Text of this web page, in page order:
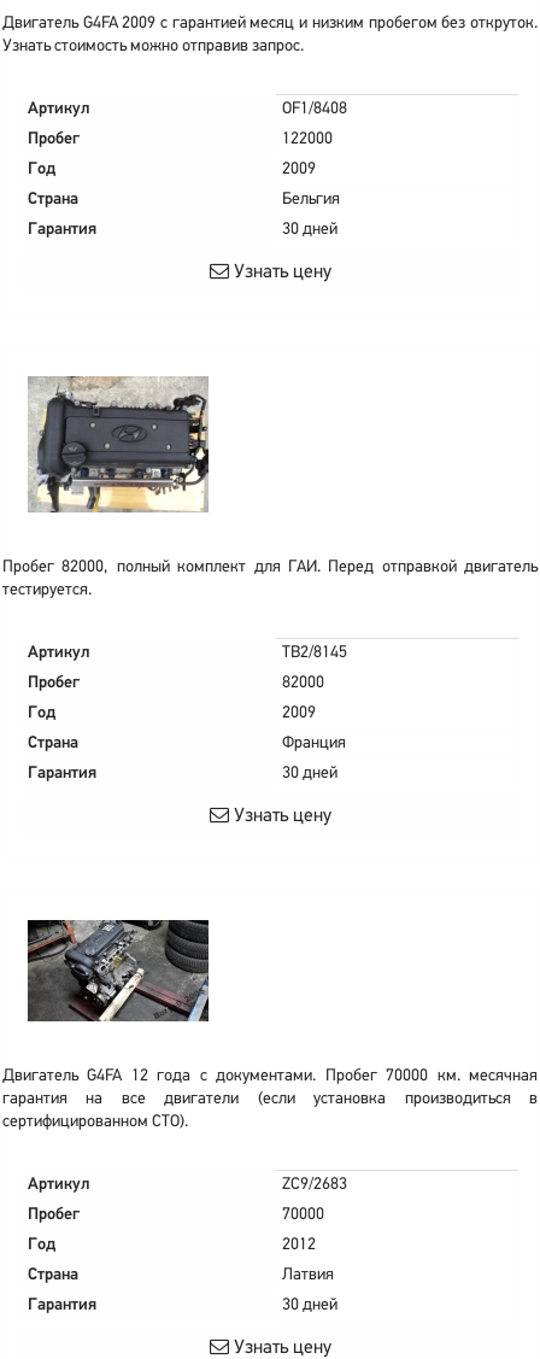
Двигатель G4FA 2009 с гарантией месяц и низким пробегом без откруток.
Узнать стоимость можно отправив запрос.
Артикул
OF1/8408
Пробег
122000
Год
2009
Страна
Бельгия
Гарантия
30 дней
Узнать цену
Пробег 82000, полный комплект для ГАИ. Перед отправкой двигатель
тестируется.
Артикул
TB2/8145
Пробег
82000
Год
2009
Страна
Франция
Гарантия
30 дней
Узнать цену
Двигатель G4FA 12 года с документами. Пробег 70000 км. месячная
гарантия на все двигатели (если установка производиться в
сертифицированном СТО).
Артикул
ZC9/2683
Пробег
70000
Год
2012
Страна
Латвия
Гарантия
30 дней
Узнать цену